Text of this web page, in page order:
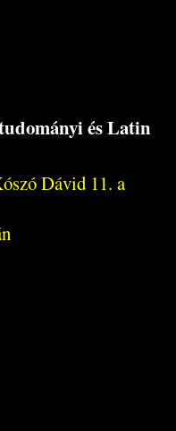
és Latin
Dávid 11. a